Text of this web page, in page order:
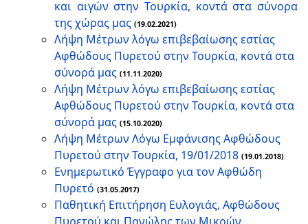
και αιγών στην Τουρκία, κοντά στα σύνορα
της χώρας μας (19.02.2021)
Λήψη Μέτρων λόγω επιβεβαίωσης εστίας
Αφθώδους Πυρετού στην Τουρκία, κοντά στα
σύνορά μας (11.11.2020)
Λήψη Μέτρων λόγω επιβεβαίωσης εστίας
Αφθώδους Πυρετού στην Τουρκία, κοντά στα
σύνορά μας (15.10.2020)
Λήψη Μέτρων Λόγω Εμφάνισης Αφθώδους
Πυρετού στην Τουρκία, 19/01/2018 (19.01.2018)
Ενημερωτικό Έγγραφο για τον Αφθώδη
Πυρετό (31.05.2017)
Παθητική Επιτήρηση Ευλογιάς, Αφθώδους